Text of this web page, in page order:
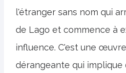
l'étranger sans nom qui
de Lago et commence à
influence. C'est une
dérangeante qui implique